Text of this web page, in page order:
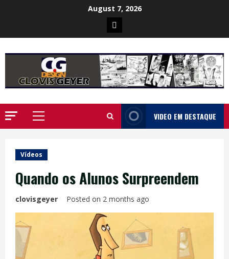
August 7, 2026
Poster
da
Ilha
Primary
VIDEO EM DESTAQUE
Vídeos
Quando os Alunos Surpreendem
clovisgeyer Posted on 2 months ago